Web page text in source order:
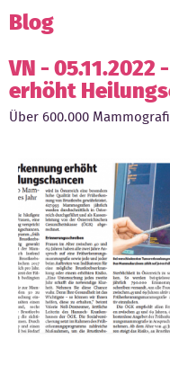
Termine
Angebot
Der Verein
Mitglied werden
Kontakt
Blog
VN -
erhöht
Über 600.000